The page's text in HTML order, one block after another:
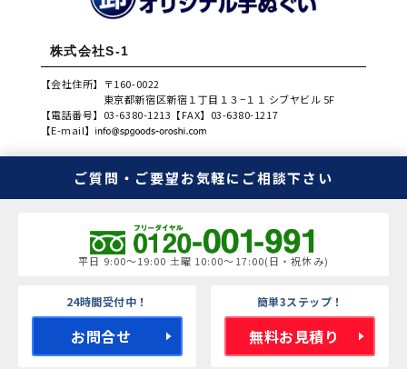
株式会社S-1
【会社住所】 〒160-0022
東京都新宿区新宿１丁目１３−１１ シブヤビル 5F
【電話番号】 03-6380-1213 【FAX】 03-6380-1217
【E-mail】
ご質問・ご要望お気軽にご相談下さい
平日 9:00～19:00 土曜 10:00～17:00(日・祝休み)
24時間受付中！
お問合せ
簡単3ステップ！
無料お見積り